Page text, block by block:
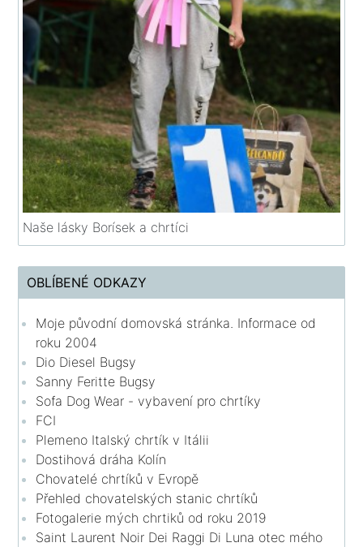
Naše lásky Borísek a chrtíci
OBLÍBENÉ ODKAZY
Moje původní domovská stránka. Informace od
roku 2004
Dio Diesel Bugsy
Sanny Feritte Bugsy
Sofa Dog Wear - vybavení pro chrtíky
FCI
Plemeno Italský chrtík v Itálii
Dostihová dráha Kolín
Chovatelé chrtíků v Evropě
Přehled chovatelských stanic chrtíků
Fotogalerie mých chrtiků od roku 2019
Saint Laurent Noir Dei Raggi Di Luna otec mého